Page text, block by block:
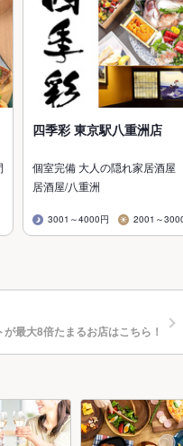
四季彩 東京駅八重洲店
個室完備 大人の隠れ家居酒屋
居酒屋/八重洲
3001～4000円 2001～
最大8倍たまるお店はこちら！